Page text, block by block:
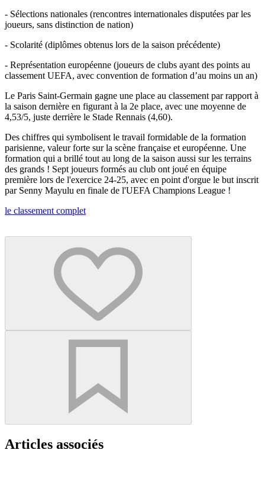
- Sélections nationales (rencontres internationales disputées par les
joueurs, sans distinction de nation)
- Scolarité (diplômes obtenus lors de la saison précédente)
- Représentation européenne (joueurs de clubs ayant des points au
classement UEFA, avec convention de formation d’au moins un an)
Le Paris Saint-Germain gagne une place au classement par rapport à
la saison dernière en figurant à la 2e place, avec une moyenne de
4,53/5, juste derrière le Stade Rennais (4,60).
Des chiffres qui symbolisent le travail formidable de la formation
parisienne, valeur forte sur la scène française et européenne. Une
formation qui a brillé tout au long de la saison aussi sur les terrains
des grands ! Sept joueurs formés au club ont joué en équipe
première lors de l'exercice 24-25, avec en point d'orgue le but inscrit
par Senny Mayulu en finale de l'UEFA Champions League !
le classement complet
Articles associés